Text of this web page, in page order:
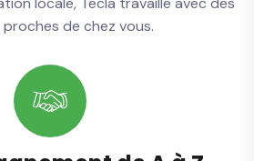
de chez vous.